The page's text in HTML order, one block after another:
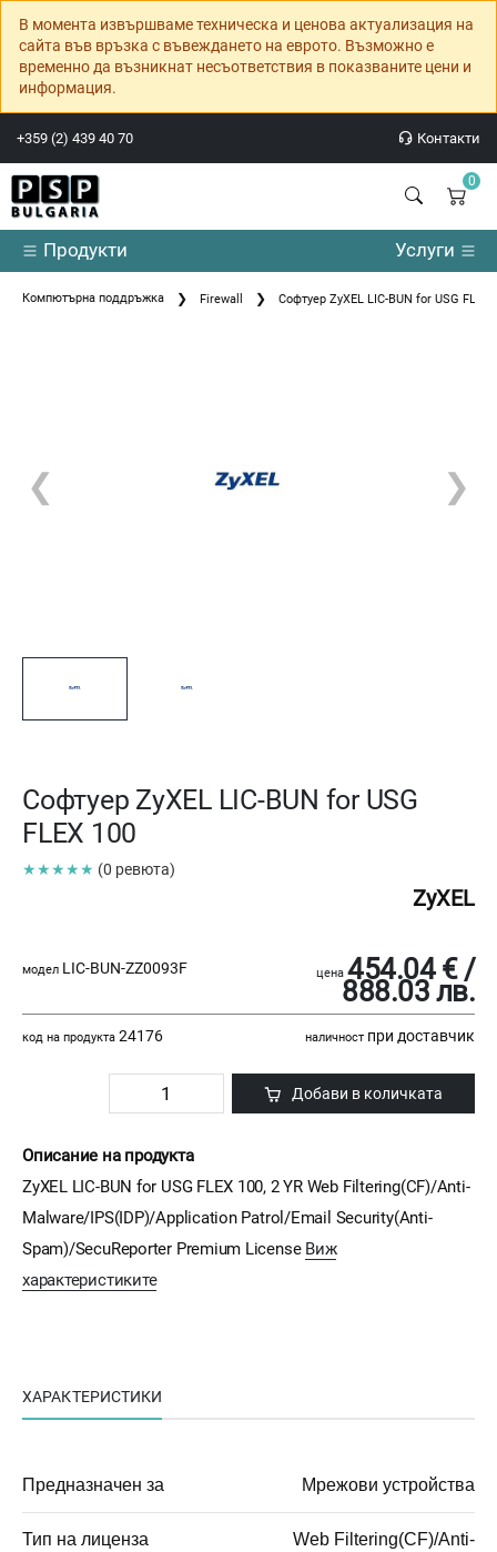
В момента извършваме техническа и ценова актуализация на
сайта във връзка с въвеждането на еврото. Възможно е
временно да възникнат несъответствия в показваните цени и
информация.
+359 (2) 439 40 70 Контакти
0
Продукти Услуги
Компютърна поддръжка Firewall Софтуер ZyXEL LIC-BUN for USG FLEX
❮ ❯
Софтуер ZyXEL LIC-BUN for USG
FLEX 100
★★★★★ (0 ревюта)
ZyXEL
модел LIC-BUN-ZZ0093F цена 454.04 € /
888.03 лв.
код на продукта 24176 наличност при доставчик
Добави в количката
Описание на продукта
ZyXEL LIC-BUN for USG FLEX 100, 2 YR Web Filtering(CF)/Anti-
Malware/IPS(IDP)/Application Patrol/Email Security(Anti-
Spam)/SecuReporter Premium License Виж
характеристиките
ХАРАКТЕРИСТИКИ
Предназначен за Мрежови устройства
Тип на лиценза
Web Filtering(CF)/Anti-